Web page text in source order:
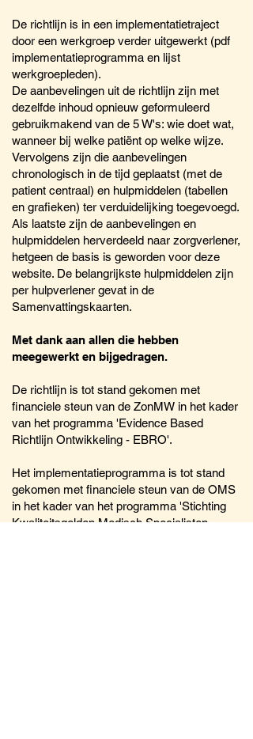
De richtlijn is in een implementatietraject
door een werkgroep verder uitgewerkt (pdf
implementatieprogramma en lijst
werkgroepleden).
De aanbevelingen uit de richtlijn zijn met
dezelfde inhoud opnieuw geformuleerd
gebruikmakend van de 5 W's: wie doet wat,
wanneer bij welke patiënt op welke wijze.
Vervolgens zijn die aanbevelingen
chronologisch in de tijd geplaatst (met de
patient centraal) en hulpmiddelen (tabellen
en grafieken) ter verduidelijking toegevoegd.
Als laatste zijn de aanbevelingen en
hulpmiddelen herverdeeld naar zorgverlener,
hetgeen de basis is geworden voor deze
website. De belangrijkste hulpmiddelen zijn
per hulpverlener gevat in de
Samenvattingskaarten.
Met dank aan allen die hebben
meegewerkt en bijgedragen.
De richtlijn is tot stand gekomen met
financiele steun van de ZonMW in het kader
van het programma 'Evidence Based
Richtlijn Ontwikkeling - EBRO'.
Het implementatieprogramma is tot stand
gekomen met financiele steun van de OMS
in het kader van het programma 'Stichting
Kwaliteitsgelden Medisch Specialisten.